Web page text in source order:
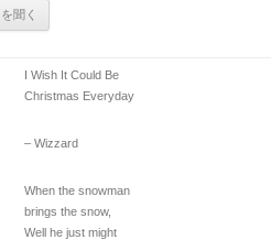
I Wish It Could Be
Christmas Everyday
– Wizzard
When the snowman
brings the snow,
Well he just might